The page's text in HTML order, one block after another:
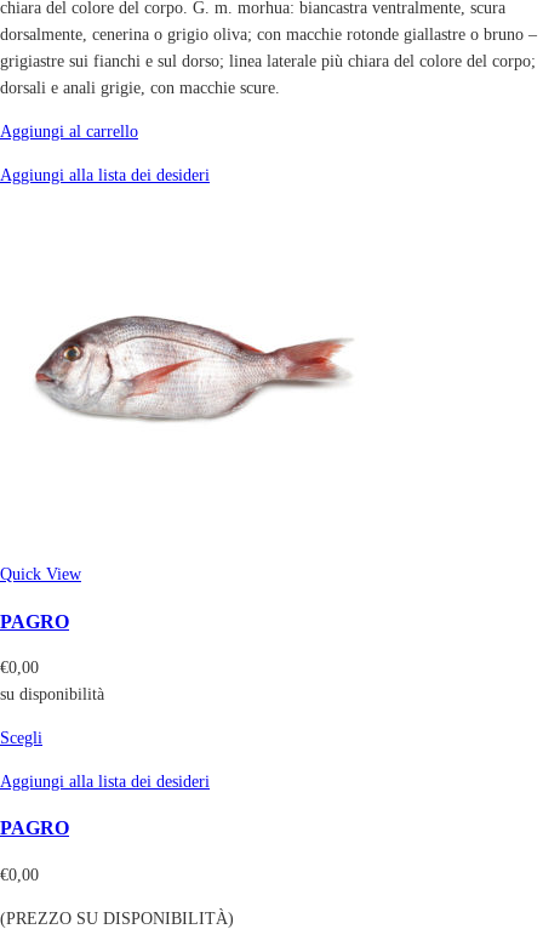
chiara del colore del corpo. G. m. morhua: biancastra ventralmente, scura
dorsalmente, cenerina o grigio oliva; con macchie rotonde giallastre o bruno –
grigiastre sui fianchi e sul dorso; linea laterale più chiara del colore del corpo;
dorsali e anali grigie, con macchie scure.
Aggiungi al carrello
Aggiungi alla lista dei desideri
Quick View
PAGRO
€0,00
su disponibilità
Scegli
Aggiungi alla lista dei desideri
PAGRO
€0,00
(PREZZO SU DISPONIBILITÀ)